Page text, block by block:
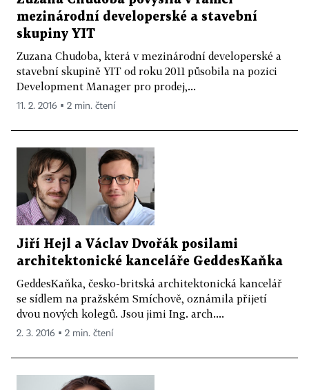
mezinárodní developerské a stavební
skupiny YIT
Zuzana Chudoba, která v mezinárodní developerské a
stavební skupině YIT od roku 2011 působila na pozici
Development Manager pro prodej,...
11. 2. 2016 ▪ 2 min. čtení
Jiří Hejl a Václav Dvořák posilami
architektonické kanceláře GeddesKaňka
GeddesKaňka, česko-britská architektonická kancelář
se sídlem na pražském Smíchově, oznámila přijetí
dvou nových kolegů. Jsou jimi Ing. arch....
2. 3. 2016 ▪ 2 min. čtení